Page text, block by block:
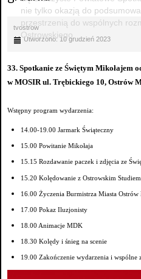
nie tylko okazją do
przestrzenią do wspólnych
Ostrowskiego.
tvostrow
Utworzono: 10 grudzień 2023
33. Spotkanie ze Świętym Mikołajem
w MOSIR ul. Trębickiego 10, Ostrów
Wstępny program wydarzenia:
14.00-19.00 Jarmark Świąteczny
15.00 Powitanie Mikołaja
15.15 Rozdawanie paczek i zdjęcia ze
15.20 Kolędowanie z Ostrowskim
16.00 Życzenia Burmistrza Miasta Ostrów
17.00 Pokaz Iluzjonisty
18.00 Animacje MDK
18.30 Kolędy i śnieg na scenie
19.00 Zakończenie wydarzenia i wspólne